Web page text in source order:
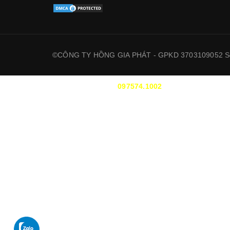
©CÔNG TY HỒNG GIA PHÁT - GPKD 3703109052
HỖ TRỢ :097574.1002